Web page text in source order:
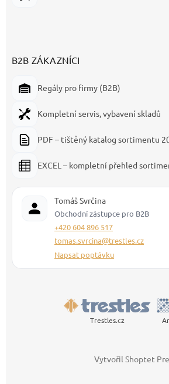
B2B ZÁKAZNÍCI
Regály pro firmy (B2B)
Kompletní servis, vybavení skladů
PDF – tištěný katalog sortimentu
EXCEL – kompletní přehled
Tomáš Svrčina
Obchodní zástupce pro B2B
+420 604 896 517
tomas.svrcina@trestles.cz
Napsat poptávku
Trestles.cz
Vytvořil Shoptet